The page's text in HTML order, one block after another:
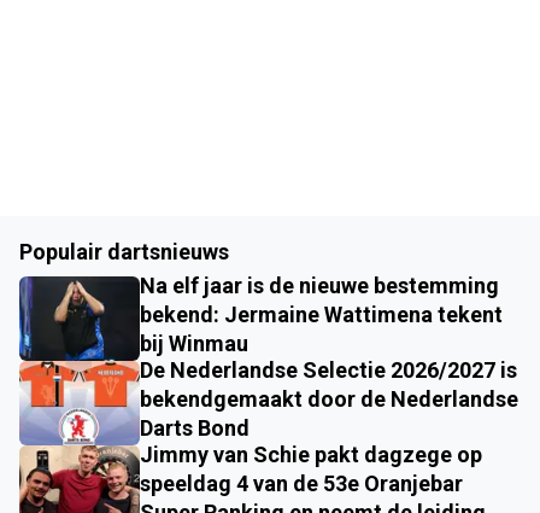
Populair dartsnieuws
Na elf jaar is de nieuwe bestemming
bekend: Jermaine Wattimena tekent
bij Winmau
De Nederlandse Selectie 2026/2027 is
bekendgemaakt door de Nederlandse
Darts Bond
Jimmy van Schie pakt dagzege op
speeldag 4 van de 53e Oranjebar